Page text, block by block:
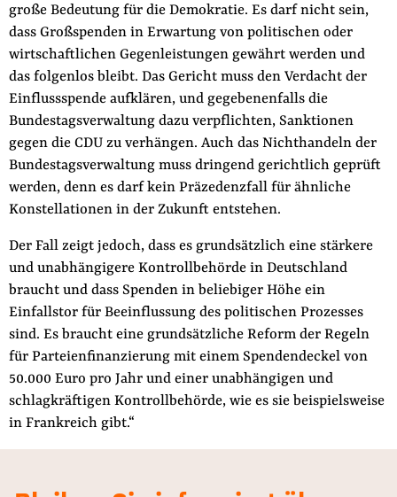
große Bedeutung für die Demokratie. Es darf nicht sein,
dass Großspenden in Erwartung von politischen oder
wirtschaftlichen Gegenleistungen gewährt werden und
das folgenlos bleibt. Das Gericht muss den Verdacht der
Einflussspende aufklären, und gegebenenfalls die
Bundestagsverwaltung dazu verpflichten, Sanktionen
gegen die CDU zu verhängen. Auch das Nichthandeln der
Bundestagsverwaltung muss dringend gerichtlich geprüft
werden, denn es darf kein Präzedenzfall für ähnliche
Konstellationen in der Zukunft entstehen.
Der Fall zeigt jedoch, dass es grundsätzlich eine stärkere
und unabhängigere Kontrollbehörde in Deutschland
braucht und dass Spenden in beliebiger Höhe ein
Einfallstor für Beeinflussung des politischen Prozesses
sind. Es braucht eine grundsätzliche Reform der Regeln
für Parteienfinanzierung mit einem Spendendeckel von
50.000 Euro pro Jahr und einer unabhängigen und
schlagkräftigen Kontrollbehörde, wie es sie beispielsweise
in Frankreich gibt.“